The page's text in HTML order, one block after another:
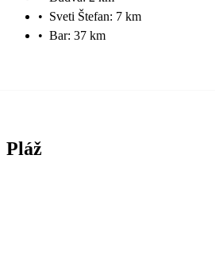
• Sveti Štefan: 7 km
• Bar: 37 km
Pláž